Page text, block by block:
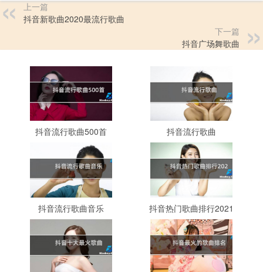
上一篇
抖音新歌曲2020最流行歌曲
下一篇
抖音广场舞歌曲
抖音流行歌曲500首 抖音流行歌曲
抖音流行歌曲音乐 抖音热门歌曲排行2021